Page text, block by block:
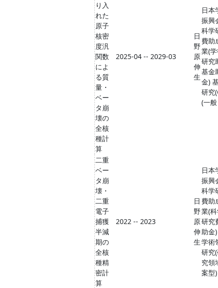
り入
れた
原子
核密
度汎
関数
によ
る質
量・
ベー
タ崩
壊の
全核
種計
算
2025-04 -- 2029-03
日
野
原
伸
生
日本
振興
科学
費助
業(
研究
基金
金)
研究
(一
二重
ベー
タ崩
壊・
二重
電子
捕獲
半減
期の
全核
種精
密計
算
2022 -- 2023
日
野
原
伸
生
日本
振興
科学
費助
業(
研究
助金
学術
研究
究領
案型)